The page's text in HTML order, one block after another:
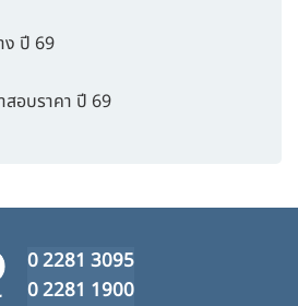
ปี 69
สอบราคา ปี 69
0 2281 3095
0 2281 1900